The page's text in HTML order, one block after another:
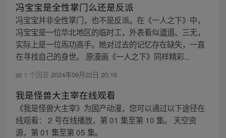
冯宝宝是全性掌门么还是反派
冯宝宝并非全性掌门，也不是反派。在《一人之下》中，
冯宝宝是一位华北地区的临时工，外表看似邋遢、三无，
实际上是一位炁功高手。她对过去的记忆存在缺失，一直
在寻找自己的身世。 原漫画《一人之下》同样精彩...
1 个回答 2024年09月22日 20:16
我是怪兽大主宰在线观看
《我是怪兽大主宰》为国产动漫，您可以通过以下途径在
线观看： 2 号在线播放，第 01 集至第 10 集。 天空资
源，第 01 集至第 05 集。